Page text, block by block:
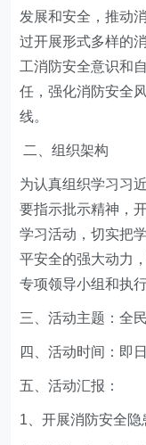
发展和安全，推动
过开展形式多样的
工消防安全意识和
任，强化消防安全
线。
二 、组织架构
为认真组织学习习
要指示批示精神，
学习活动，切实把
平安全的强大动力
专项领导小组和执行
三、活动主题：全
四、活动时间：即
五、活动汇报：
1、开展消防安全隐